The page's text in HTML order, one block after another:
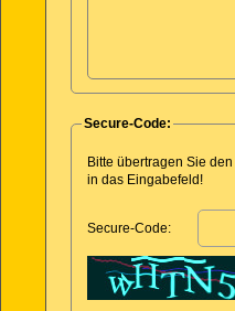
Secure-Code:
Bitte übertragen Sie
in das Eingabefeld!
Secure-Code: